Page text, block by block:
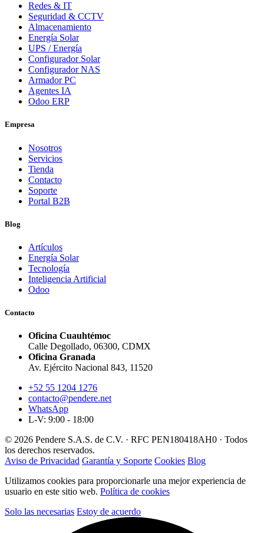
Redes & IT
Seguridad & CCTV
Almacenamiento
Energía Solar
UPS / Energía
Configurador Solar
Configurador NAS
Armador PC
Agentes IA
Odoo ERP
Empresa
Nosotros
Servicios
Tienda
Contacto
Soporte
Portal B2B
Blog
Artículos
Energía Solar
Tecnología
Inteligencia Artificial
Odoo
Contacto
Oficina Cuauhtémoc
Calle Degollado, 06300, CDMX
Oficina Granada
Av. Ejército Nacional 843, 11520
+52 55 1204 1276
contacto@pendere.net
WhatsApp
L-V: 9:00 - 18:00
© 2026 Pendere S.A.S. de C.V. · RFC PEN180418AH0 · Todos
los derechos reservados.
Aviso de Privacidad Garantía y Soporte Cookies Blog
Utilizamos cookies para proporcionarle una mejor experiencia de
usuario en este sitio web. Política de cookies
Solo las necesarias Estoy de acuerdo